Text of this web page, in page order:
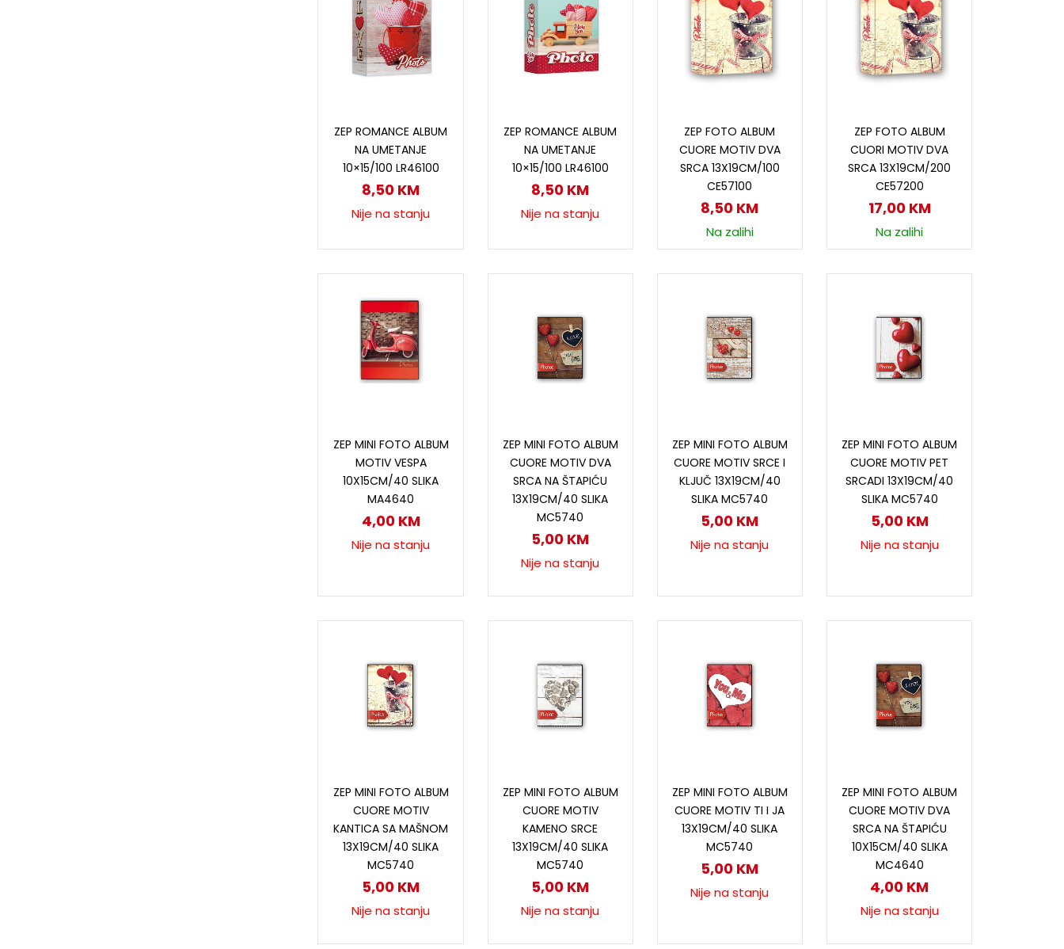
ZEP ROMANCE ALBUM
NA UMETANJE
10×15/100 LR46100
8,50 KM
Nije na stanju
ZEP ROMANCE ALBUM
NA UMETANJE
10×15/100 LR46100
8,50 KM
Nije na stanju
ZEP FOTO ALBUM
CUORE MOTIV DVA
SRCA 13X19CM/100
CE57100
8,50 KM
Na zalihi
ZEP FOTO ALBUM
CUORI MOTIV DVA
SRCA 13X19CM/200
CE57200
17,00 KM
Na zalihi
ZEP MINI FOTO ALBUM
MOTIV VESPA
10X15CM/40 SLIKA
MA4640
4,00 KM
Nije na stanju
ZEP MINI FOTO ALBUM
CUORE MOTIV DVA
SRCA NA ŠTAPIĆU
13X19CM/40 SLIKA
MC5740
5,00 KM
Nije na stanju
ZEP MINI FOTO ALBUM
CUORE MOTIV SRCE I
KLJUČ 13X19CM/40
SLIKA MC5740
5,00 KM
Nije na stanju
ZEP MINI FOTO ALBUM
CUORE MOTIV PET
SRCADI 13X19CM/40
SLIKA MC5740
5,00 KM
Nije na stanju
ZEP MINI FOTO ALBUM
CUORE MOTIV
KANTICA SA MAŠNOM
13X19CM/40 SLIKA
MC5740
5,00 KM
Nije na stanju
ZEP MINI FOTO ALBUM
CUORE MOTIV
KAMENO SRCE
13X19CM/40 SLIKA
MC5740
5,00 KM
Nije na stanju
ZEP MINI FOTO ALBUM
CUORE MOTIV TI I JA
13X19CM/40 SLIKA
MC5740
5,00 KM
Nije na stanju
ZEP MINI FOTO ALBUM
CUORE MOTIV DVA
SRCA NA ŠTAPIĆU
10X15CM/40 SLIKA
MC4640
4,00 KM
Nije na stanju